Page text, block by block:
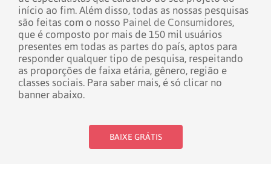
início ao fim. Além disso, todas as nossas pesquisas
são feitas com o nosso Painel de Consumidores,
que é composto por mais de 150 mil usuários
presentes em todas as partes do país, aptos para
responder qualquer tipo de pesquisa, respeitando
as proporções de faixa etária, gênero, região e
classes sociais. Para saber mais, é só clicar no
banner abaixo.
BAIXE GRÁTIS